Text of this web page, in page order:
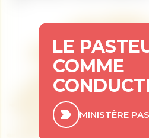
LE
COMME
MINISTÈRE